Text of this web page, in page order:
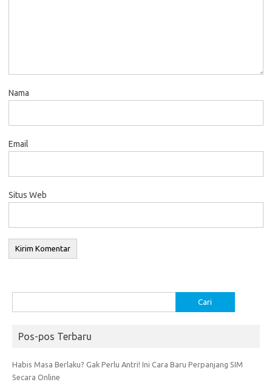
Nama
Email
Situs Web
untuk:
Pos-pos Terbaru
Habis Masa Berlaku? Gak Perlu Antri! Ini Cara Baru Perpanjang SIM
Secara Online